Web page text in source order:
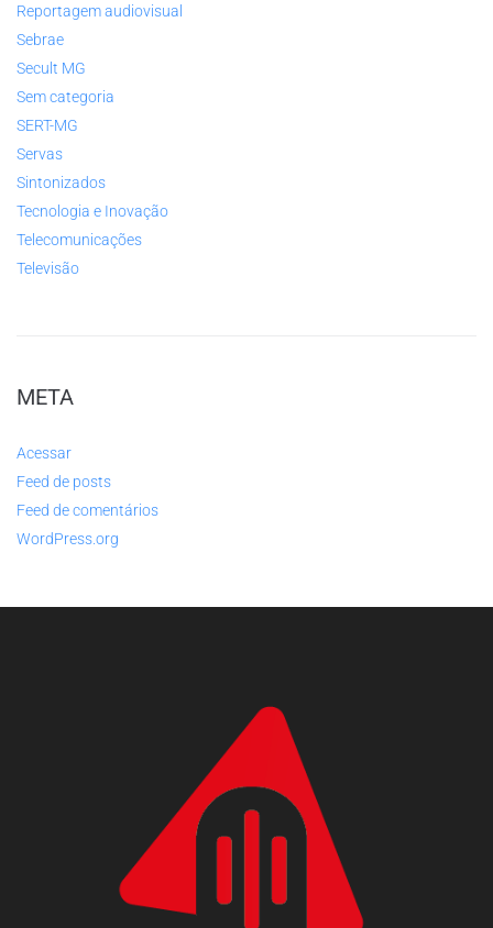
Reportagem audiovisual
Sebrae
Secult MG
Sem categoria
SERT-MG
Servas
Sintonizados
Tecnologia e Inovação
Telecomunicações
Televisão
META
Acessar
Feed de posts
Feed de comentários
WordPress.org